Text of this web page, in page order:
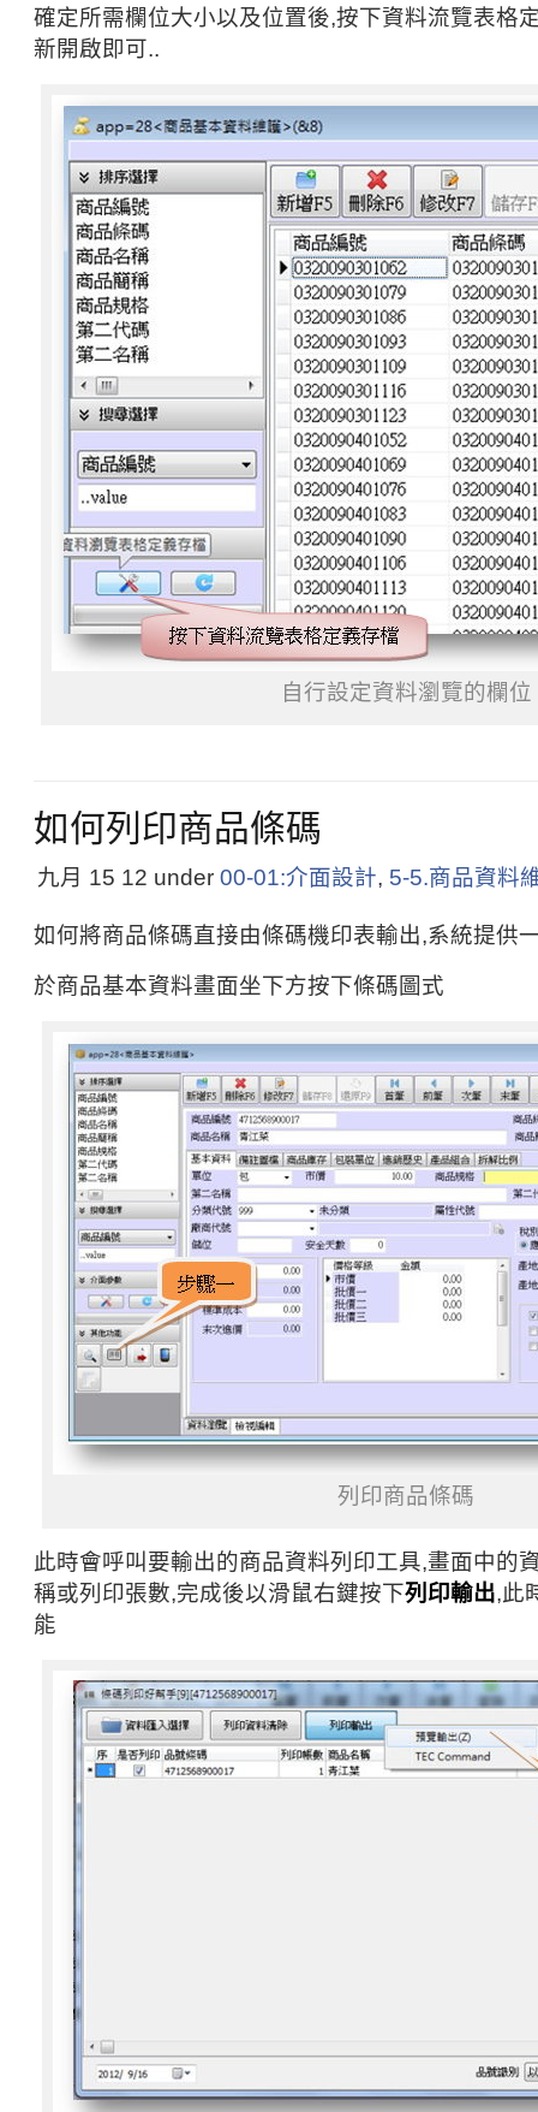
確定所需欄位大小以及位置後,按下資料流覽表格
新開啟即可..
自行設定資料瀏覽的欄位
如何列印商品條碼
九月 15 12 under 00-01:介面設計, 5-5.商品資料
如何將商品條碼直接由條碼機印表輸出,系統提供
於商品基本資料畫面坐下方按下條碼圖式
列印商品條碼
此時會呼叫要輸出的商品資料列印工具,畫面中的
稱或列印張數,完成後以滑鼠右鍵按下列印輸出,此
能